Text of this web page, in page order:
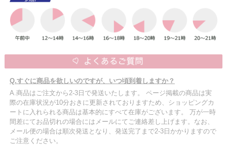
Q.すぐに商品を欲しいのですが、いつ頃到着しますか？
A.商品はご注文から2-3日で発送いたします。 ページ掲載の商品は実
際の在庫状況が10分おきに更新されておりますため、ショッピングカ
ートに入れられる商品は基本的にすべて在庫がございます。 万が一時
間差にてお品切れの場合にはメールにてご連絡差し上げます。なお、
メール便の場合は順次発送となり、発送完了まで2-3日かかりますので
ご注意ください。